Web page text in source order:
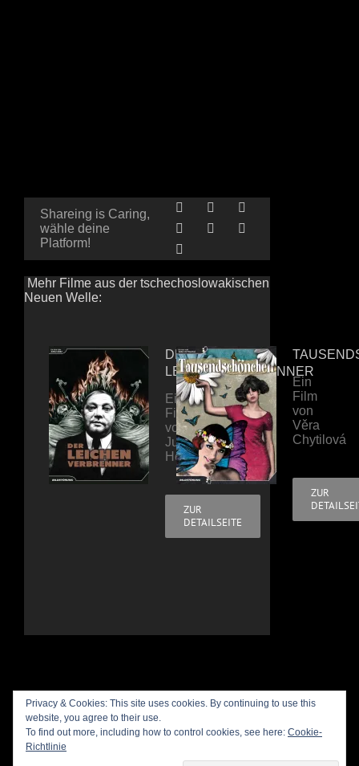
Shareing is Caring,
wähle deine
Platform!
Mehr Filme aus der tschechoslowakischen
Neuen Welle:
DER
LEICHENVERBRENNER
Ein
Film
von
Juraj
Herz
ZUR
DETAILSEITE
Ein
Film
von
Věra
Chytilová
ZUR
Privacy & Cookies: This site uses cookies. By continuing to use this
website, you agree to their use.
To find out more, including how to control cookies, see here: Cookie-
Richtlinie